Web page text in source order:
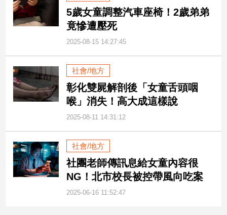
建
築/
室
計
旅
遊/
美
食
理
消
費
5歲女童調整汽車座椅！2歲弟弟
竟慘遭壓死
2025-08-15 14:27:45
社會/地方
彰化雙屍解剖後「女童舌頭咽
喉」消失！高大成這樣說
2025-08-11 14:31:12
社會/地方
社團老師傳訊息給女童內容很
NG！北市校長被控帶風向吃案
2025-06-16 11:52:47